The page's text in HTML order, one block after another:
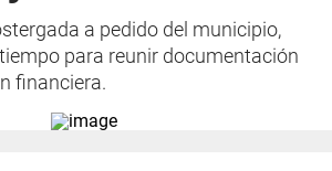
a pedido del municipio,
para reunir documentación
financiera.